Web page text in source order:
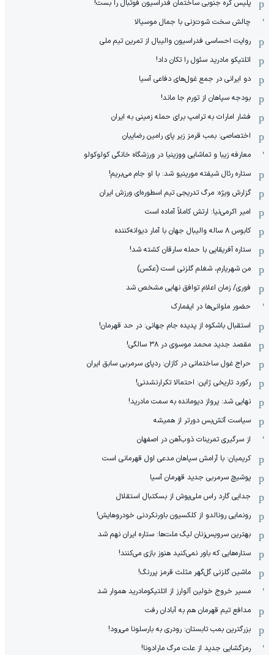
پلیس کره ‌جنوبی ساختمان فدراسیون فوتبال را بست!
چالش سخت شوت‌زنی با جمال موسیالا
روایت احساسی فدراسیون والیبال از تمرین تیم ملی
اتلتیکو مادرید سئول را تکان داد!
دو ایرانی در جمع غول‌های دفاعی آسیا
بودجه سپاهان از تورم جا ماند!
فشار امارات به ترامپ برای حمله زمینی به ایران
اختصاصی: بمب قرمز زیر پای رامین رضاییان
معارفه زیبا و تماشایی ووزینیا در ورزشگاه خانگی کولوکولو
ستاره رئال شیفته مورینیو شد: با او جام می‌بریم!
گزارش ویژه: مرگ تدریجی تیم اسطوره‌ای ورزش ایران
امیر اکرمی‌نیا: ارتش کاملاً آماده است
کابوس ۸ ساله والیبال جهان با آمار دیوانه‌کننده
ستاره آفریقایی با حمله سارقان کشته شد!
من شهریارم، شغلم گلزنی است (عکس)
فوری/ زمان اعلام توافق نهایی مشخص شد
حضور ملوانی‌ها در ایفمارک
استقبال باشکوه از پدیده جام جهانی: در حد قهرمان!
مقصد جدید محمد موسوی در ٣٨ سالگی!
حراج غول ساختمانی در کازان: ردپای سرمربی سابق ایران
رکورد تاریخی ژاپن: احتمالا تکرارنشدنی!
نهایی شد: پرواز دیومانده به سمت مادرید!
سیاست آتش‌بس دورتر از همیشه
از سرگیری تمرینات ذوب‌آهن در اصفهان
کریمیان: با آرامش سپاهان مدعی اول قهرمانی است
پوشیچ سرمربی جدید قهرمان آسیا
جدایی گارد راس ملی‌پوش از بسکتبال استقلال
رونمایی رونالدو از کلکسیون باورنکردنی خودروهایش!
بهترین سرویس‌زنان لیگ ملت‌ها: ستاره ایران نهم شد
ستاره‌هایی که باور نمی‌کنید هنوز بازی می‌کنند!
ماشین گلزنی گل‌گهر مثلث قرمز پررنگ!
مسیر خروج خولین آلوارز از اتلتیکومادرید هموار شد
مدافع تیم قهرمان هم به آبادان رفت
بزرگترین بمب تابستان: رودری به بارسلونا می‌رود!
رمزگشایی جدید از علت مرگ مارادونا!